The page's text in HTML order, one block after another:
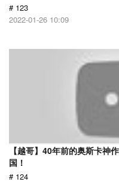
# 123
2022-01-26 10:09
【越哥】40年前的奥斯卡神
国！
# 124